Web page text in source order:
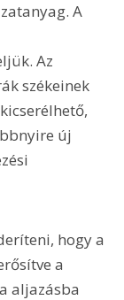
A
Az
székeinek
új
hogy a
a
aljazásba